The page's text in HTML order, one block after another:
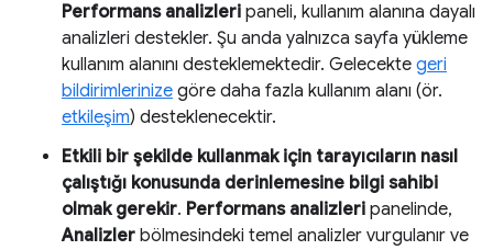
Performans analizleri paneli, kullanım alanına dayalı
analizleri destekler. Şu anda yalnızca sayfa yükleme
kullanım alanını desteklemektedir. Gelecekte geri
bildirimlerinize göre daha fazla kullanım alanı (ör.
etkileşim) desteklenecektir.
Etkili bir şekilde kullanmak için tarayıcıların nasıl
çalıştığı konusunda derinlemesine bilgi sahibi
olmak gerekir. Performans analizleri panelinde,
Analizler bölmesindeki temel analizler vurgulanır ve